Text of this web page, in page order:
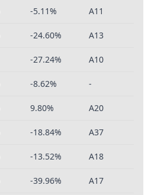
-5.11% A11
-24.60% A13
-27.24% A10
-8.62% -
9.80% A20
-18.84% A37
-13.52% A18
-39.96% A17